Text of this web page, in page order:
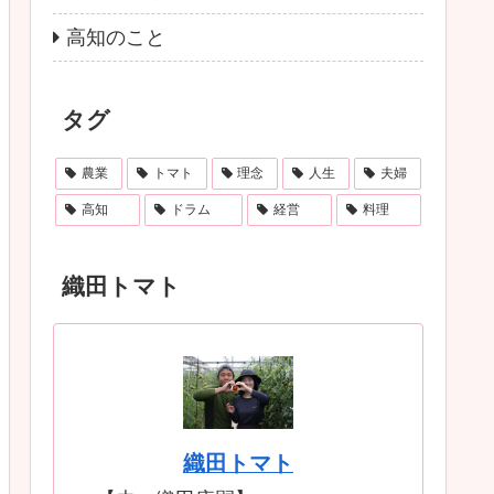
高知のこと
タグ
農業 トマト 理念 人生 夫婦
高知 ドラム 経営 料理
織田トマト
織田トマト